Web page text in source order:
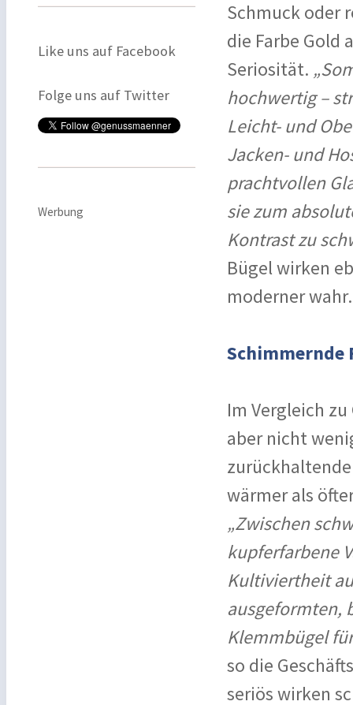
Like uns auf Facebook
Folge uns auf Twitter
Werbung
Schmuck oder
die Farbe Gold
Seriosität.
hochwertig –
Leicht- und
Jacken- und
prachtvollen
sie zum
Kontrast zu
Bügel wirken
moderner
Schimmernde
Im Vergleich
aber nicht
wärmer als
„Zwischen
kupferfarbene
Kultiviertheit
ausgeformten,
Klemmbügel
so die
seriös wirken